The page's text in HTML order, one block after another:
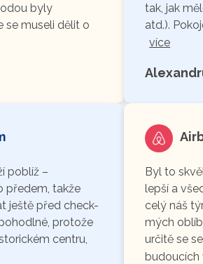
byly
se museli dělit o
tak, jak
atd.).
více
poblíž –
předem, takže
ještě před check-
protože
centru,
Byl to
lepší a
celý náš
mých
určitě se
budoucích